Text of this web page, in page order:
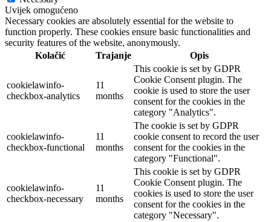
Uvijek omogućeno
Necessary cookies are absolutely essential for the website to
function properly. These cookies ensure basic functionalities and
security features of the website, anonymously.
Kolačić
Trajanje Opis
cookielawinfo-
checkbox-analytics
11
months
This cookie is set by GDPR
Cookie Consent plugin. The
cookie is used to store the user
consent for the cookies in the
category "Analytics".
cookielawinfo-
checkbox-functional
11
months
The cookie is set by GDPR
cookie consent to record the user
consent for the cookies in the
category "Functional".
cookielawinfo-
checkbox-necessary
11
months
This cookie is set by GDPR
Cookie Consent plugin. The
cookies is used to store the user
consent for the cookies in the
category "Necessary".